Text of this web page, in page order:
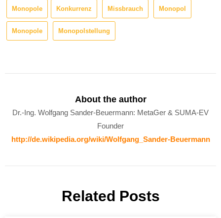
Monopole Konkurrenz Missbrauch Monopol
Monopole Monopolstellung
About the author
Dr.-Ing. Wolfgang Sander-Beuermann: MetaGer & SUMA-EV
Founder
http://de.wikipedia.org/wiki/Wolfgang_Sander-Beuermann
Related Posts